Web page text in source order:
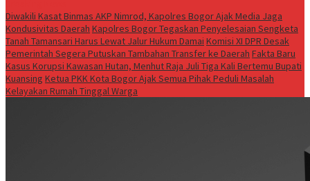
Diwakili Kasat Binmas AKP Nimrod, Kapolres Bogor Ajak Media Jaga
Kondusivitas Daerah Kapolres Bogor Tegaskan Penyelesaian Sengketa
Tanah Tamansari Harus Lewat Jalur Hukum Damai Komisi XI DPR Desak
Pemerintah Segera Putuskan Tambahan Transfer ke Daerah Fakta Baru
Kasus Korupsi Kawasan Hutan, Menhut Raja Juli Tiga Kali Bertemu Bupati
Kuansing Ketua PKK Kota Bogor Ajak Semua Pihak Peduli Masalah
Kelayakan Rumah Tinggal Warga